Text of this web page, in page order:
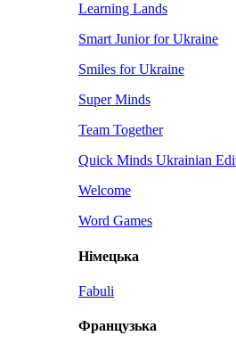
Learning Lands
Smart Junior for Ukraine
Smiles for Ukraine
Super Minds
Team Together
Quick Minds Ukrainian
Welcome
Word Games
Німецька
Fabuli
Французька